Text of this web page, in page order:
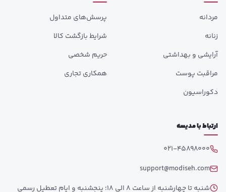
مردانه
زنانه
آرایشی و بهداشتی
مراقبت پوست
دکوراسیون
پرسش‌های متداول
شرایط بازگشت کالا
حریم شخصی
همکاری تجاری
ارتباط با مدیسه
021-45898000
support@modiseh.com
شنبه تا چهارشنبه از ساعت 8 الی 18؛ پنجشنبه و ایام تعطیل رسمی